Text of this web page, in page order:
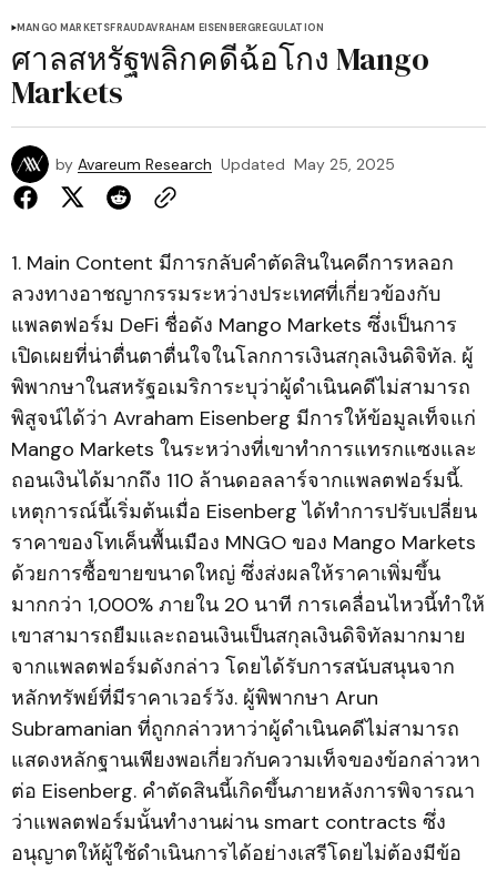
MANGO MARKETSFRAUDAVRAHAM EISENBERGREGULATION
ศาลสหรัฐพลิกคดีฉ้อโกง Mango
Markets
by Avareum Research Updated May 25, 2025
1. Main Content มีการกลับคำตัดสินในคดีการหลอก
ลวงทางอาชญากรรมระหว่างประเทศที่เกี่ยวข้องกับ
แพลตฟอร์ม DeFi ชื่อดัง Mango Markets ซึ่งเป็นการ
เปิดเผยที่น่าตื่นตาตื่นใจในโลกการเงินสกุลเงินดิจิทัล. ผู้
พิพากษาในสหรัฐอเมริการะบุว่าผู้ดำเนินคดีไม่สามารถ
พิสูจน์ได้ว่า Avraham Eisenberg มีการให้ข้อมูลเท็จแก่
Mango Markets ในระหว่างที่เขาทำการแทรกแซงและ
ถอนเงินได้มากถึง 110 ล้านดอลลาร์จากแพลตฟอร์มนี้.
เหตุการณ์นี้เริ่มต้นเมื่อ Eisenberg ได้ทำการปรับเปลี่ยน
ราคาของโทเค็นพื้นเมือง MNGO ของ Mango Markets
ด้วยการซื้อขายขนาดใหญ่ ซึ่งส่งผลให้ราคาเพิ่มขึ้น
มากกว่า 1,000% ภายใน 20 นาที การเคลื่อนไหวนี้ทำให้
เขาสามารถยืมและถอนเงินเป็นสกุลเงินดิจิทัลมากมาย
จากแพลตฟอร์มดังกล่าว โดยได้รับการสนับสนุนจาก
หลักทรัพย์ที่มีราคาเวอร์วัง. ผู้พิพากษา Arun
Subramanian ที่ถูกกล่าวหาว่าผู้ดำเนินคดีไม่สามารถ
แสดงหลักฐานเพียงพอเกี่ยวกับความเท็จของข้อกล่าวหา
ต่อ Eisenberg. คำตัดสินนี้เกิดขึ้นภายหลังการพิจารณา
ว่าแพลตฟอร์มนั้นทำงานผ่าน smart contracts ซึ่ง
อนุญาตให้ผู้ใช้ดำเนินการได้อย่างเสรีโดยไม่ต้องมีข้อ